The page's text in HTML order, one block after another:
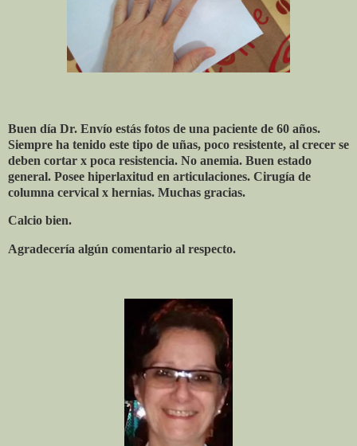
Buen día Dr. Envío estás fotos de una paciente de 60 años.
Siempre ha tenido este tipo de uñas, poco resistente, al crecer se
deben cortar x poca resistencia. No anemia. Buen estado
general. Posee hiperlaxitud en articulaciones. Cirugía de
columna cervical x hernias. Muchas gracias.
Calcio bien.
Agradecería algún comentario al respecto.